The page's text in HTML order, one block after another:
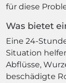
für diese
Was bietet
Eine 24-
Situation
Abflüsse,
beschädigte